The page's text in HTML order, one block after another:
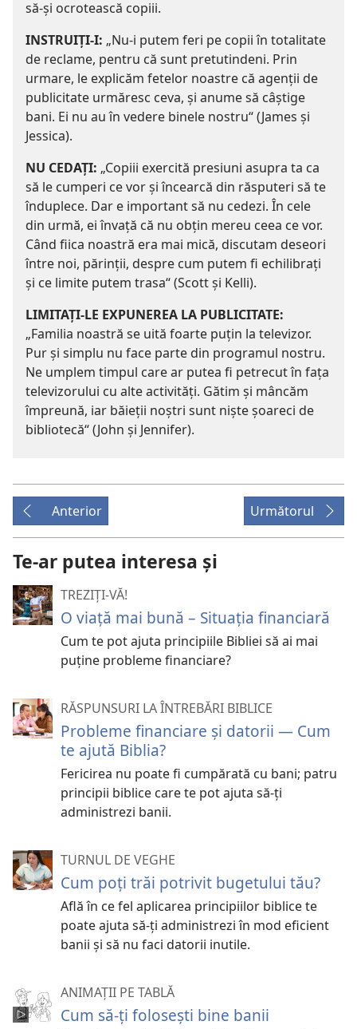
să-şi ocrotească copiii.
INSTRUIŢI-I: „Nu-i putem feri pe copii în totalitate
de reclame, pentru că sunt pretutindeni. Prin
urmare, le explicăm fetelor noastre că agenţii de
publicitate urmăresc ceva, şi anume să câştige
bani. Ei nu au în vedere binele nostru“ (James şi
Jessica).
NU CEDAŢI: „Copiii exercită presiuni asupra ta ca
să le cumperi ce vor şi încearcă din răsputeri să te
înduplece. Dar e important să nu cedezi. În cele
din urmă, ei învaţă că nu obţin mereu ceea ce vor.
Când fiica noastră era mai mică, discutam deseori
între noi, părinţii, despre cum putem fi echilibraţi
şi ce limite putem trasa“ (Scott şi Kelli).
LIMITAŢI-LE EXPUNEREA LA PUBLICITATE:
„Familia noastră se uită foarte puţin la televizor.
Pur şi simplu nu face parte din programul nostru.
Ne umplem timpul care ar putea fi petrecut în faţa
televizorului cu alte activităţi. Gătim şi mâncăm
împreună, iar băieţii noştri sunt nişte şoareci de
bibliotecă“ (John şi Jennifer).
Anterior Următorul
Te-ar putea interesa și
TREZIȚI-VĂ!
O viață mai bună – Situația financiară
Cum te pot ajuta principiile Bibliei să ai mai
puține probleme financiare?
RĂSPUNSURI LA ÎNTREBĂRI BIBLICE
Probleme financiare și datorii — Cum
te ajută Biblia?
Fericirea nu poate fi cumpărată cu bani; patru
principii biblice care te pot ajuta să-ți
administrezi banii.
TURNUL DE VEGHE
Cum poţi trăi potrivit bugetului tău?
Află în ce fel aplicarea principiilor biblice te
poate ajuta să-ţi administrezi în mod eficient
banii şi să nu faci datorii inutile.
ANIMAȚII PE TABLĂ
Cum să-ți folosești bine banii